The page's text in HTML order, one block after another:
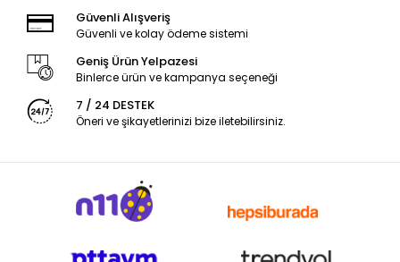
Güvenli Alışveriş
Güvenli ve kolay ödeme sistemi
Geniş Ürün Yelpazesi
Binlerce ürün ve kampanya seçeneği
7 / 24 DESTEK
Öneri ve şikayetlerinizi bize iletebilirsiniz.